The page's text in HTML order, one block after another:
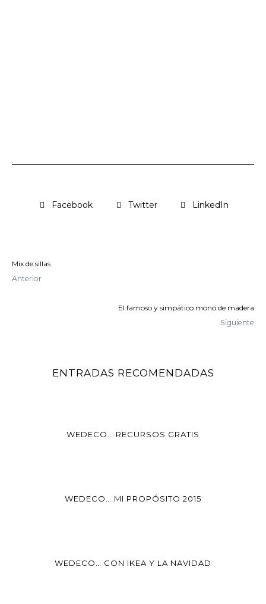
Facebook Twitter LinkedIn
Mix de sillas
Anterior
El famoso y simpático mono de madera
Siguiente
ENTRADAS RECOMENDADAS
WEDECO… RECURSOS GRATIS
WEDECO… MI PROPÓSITO 2015
WEDECO… CON IKEA Y LA NAVIDAD